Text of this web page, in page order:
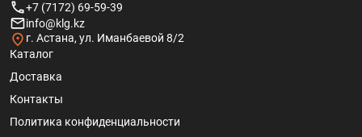
+7 (7172) 69-59-39
info@klg.kz
г. Астана, ул. Иманбаевой 8/2
Каталог
Доставка
Контакты
Политика конфиденциальности